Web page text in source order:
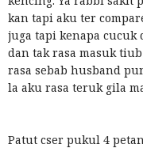
kan tapi aku ter
juga tapi kenapa cucuk
dan tak rasa masuk
rasa sebab husband
la aku rasa teruk gila
Patut cser pukul 4